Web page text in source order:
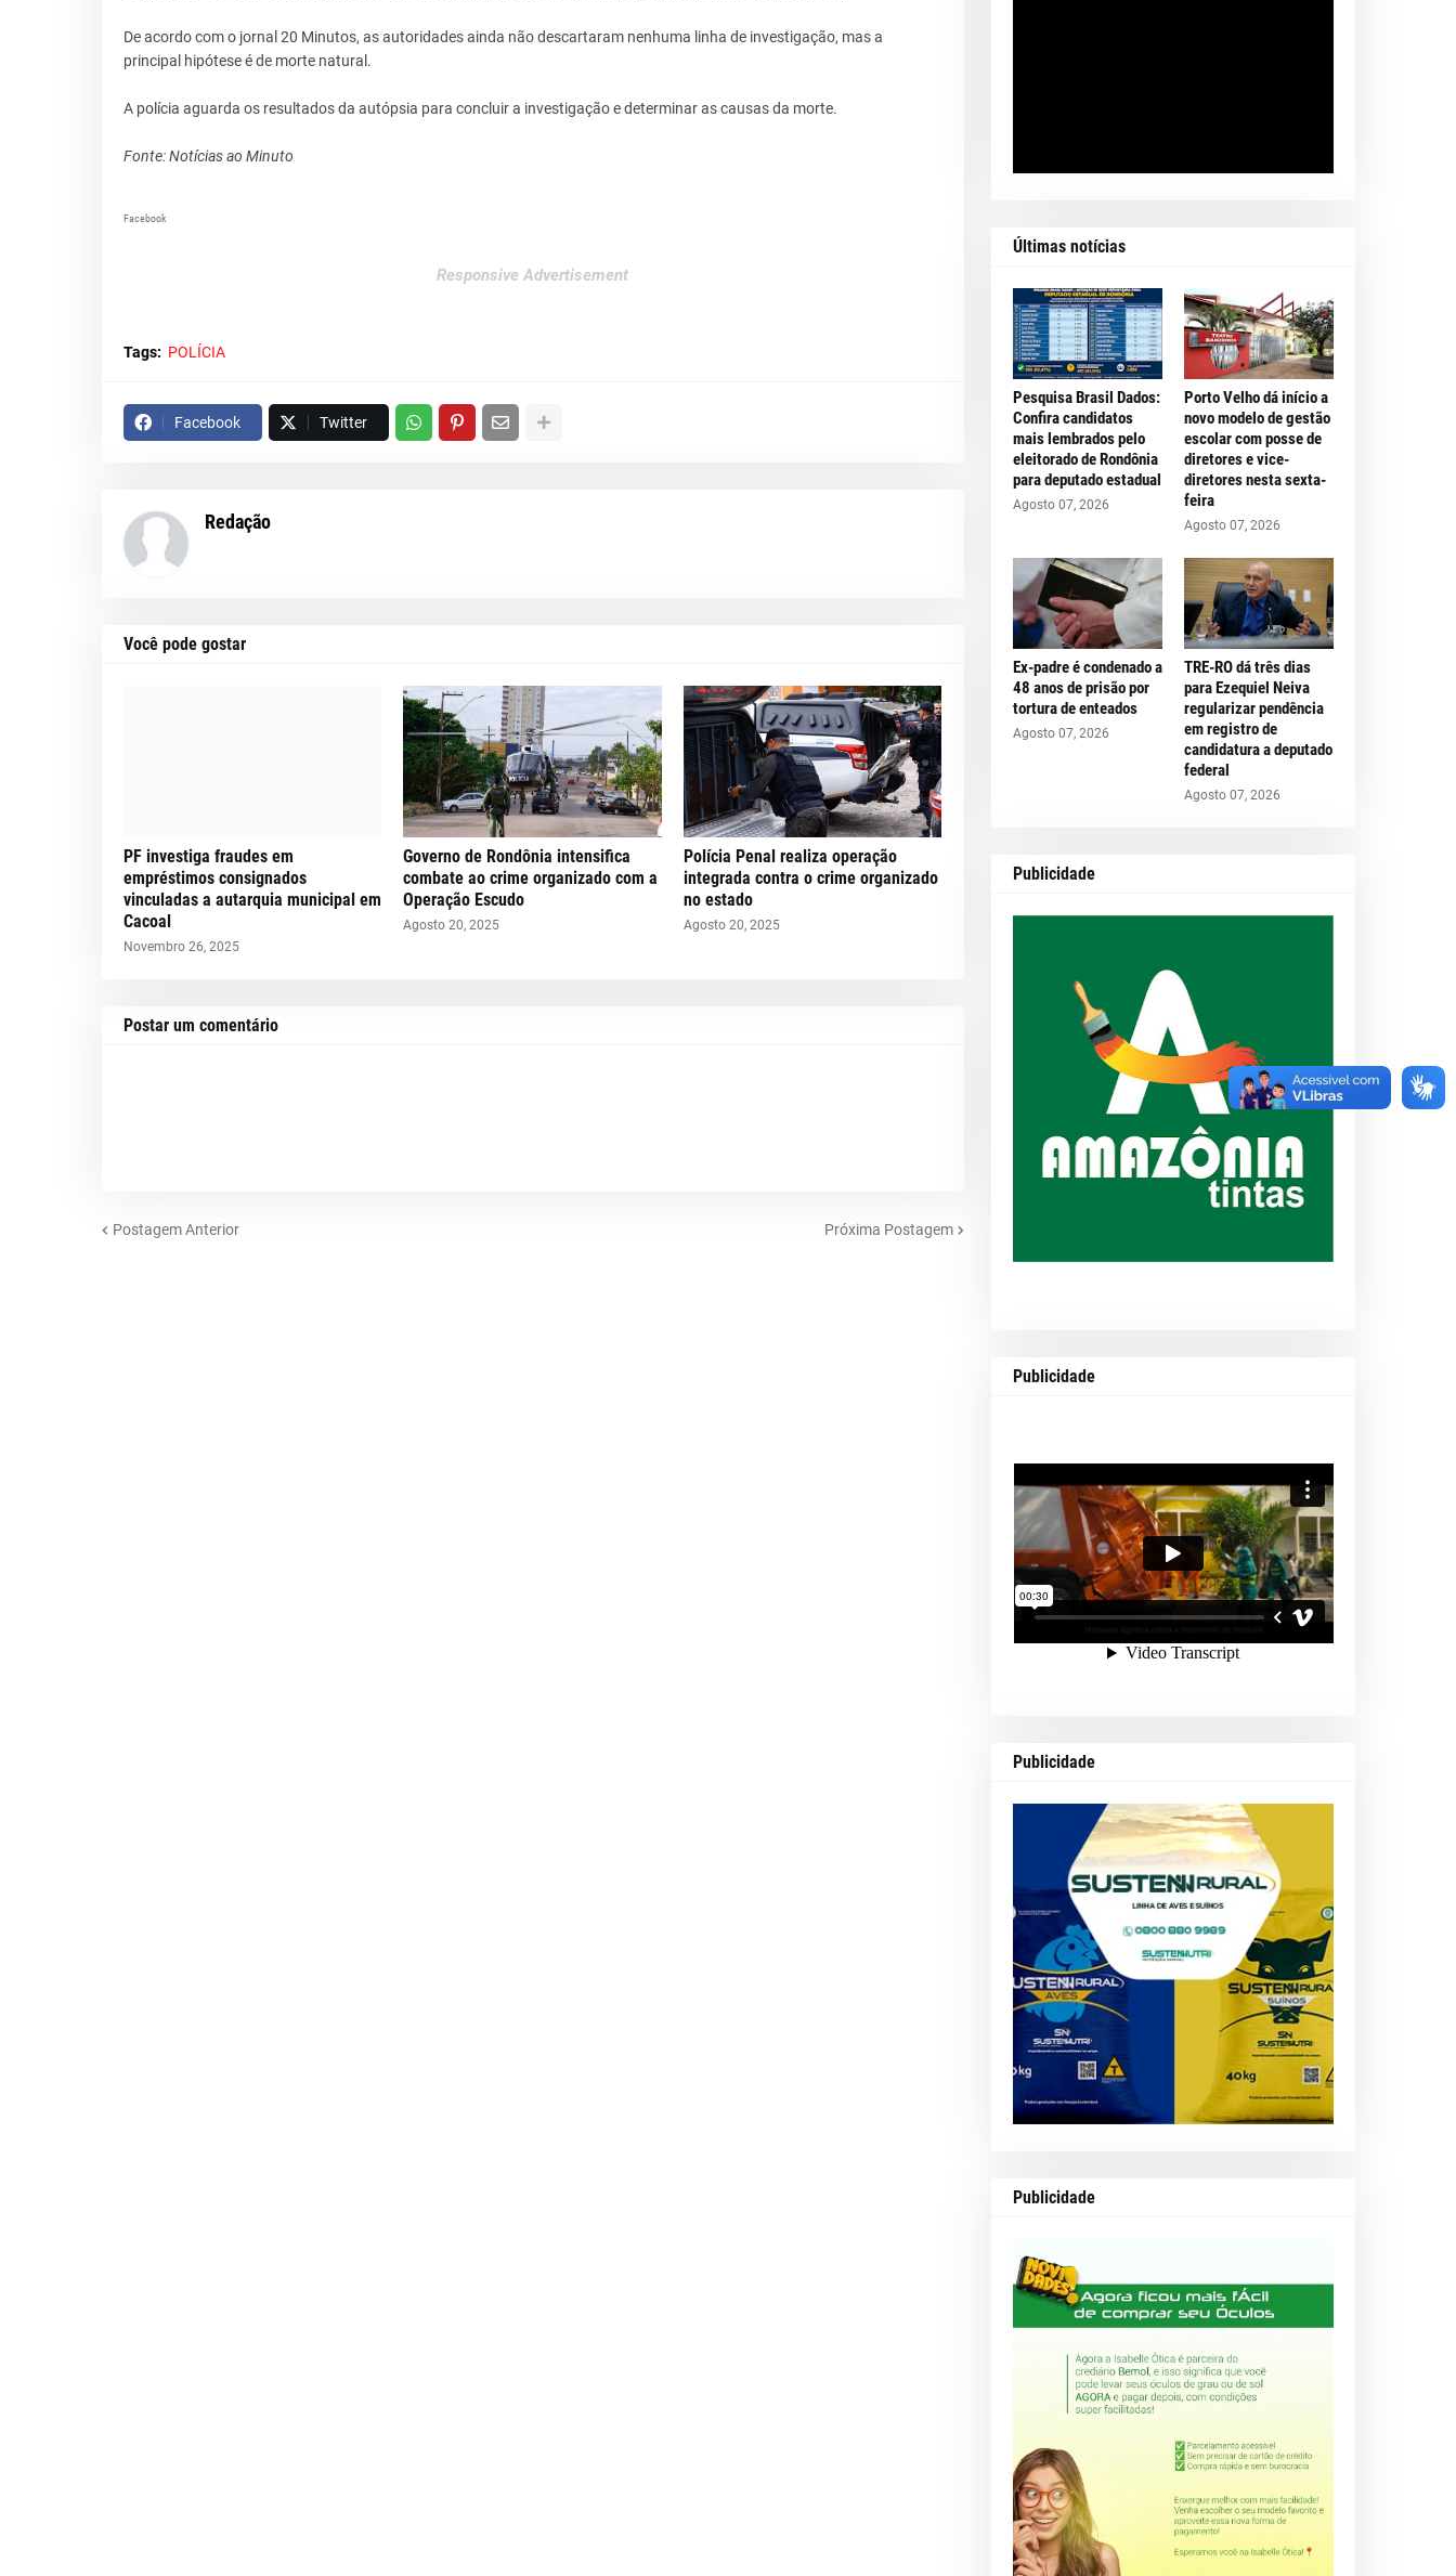
De acordo com o jornal 20 Minutos, as autoridades ainda não descartaram nenhuma linha de investigação, mas a
principal hipótese é de morte natural.
A polícia aguarda os resultados da autópsia para concluir a investigação e determinar as causas da morte.
Fonte: Notícias ao Minuto
Facebook
Responsive Advertisement
Tags: POLÍCIA
Facebook Twitter
Redação
Você pode gostar
PF investiga fraudes em
empréstimos consignados
vinculadas a autarquia municipal em
Cacoal
Novembro 26, 2025
Governo de Rondônia intensifica
combate ao crime organizado com a
Operação Escudo
Agosto 20, 2025
Polícia Penal realiza operação
integrada contra o crime organizado
no estado
Agosto 20, 2025
Postar um comentário
Postagem Anterior Próxima Postagem
Últimas notícias
Pesquisa Brasil Dados:
Confira candidatos
mais lembrados pelo
eleitorado de Rondônia
para deputado estadual
Agosto 07, 2026
Porto Velho dá início a
novo modelo de gestão
escolar com posse de
diretores e vice-
diretores nesta sexta-
feira
Agosto 07, 2026
Ex-padre é condenado a
48 anos de prisão por
tortura de enteados
Agosto 07, 2026
TRE-RO dá três dias
para Ezequiel Neiva
regularizar pendência
em registro de
candidatura a deputado
federal
Agosto 07, 2026
Publicidade
Publicidade
Publicidade
Publicidade